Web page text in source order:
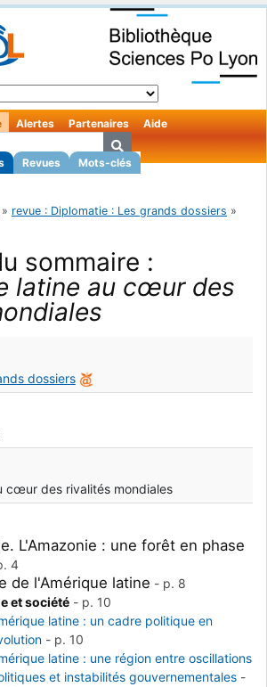
Revues Mots-clés
Alertes Partenaires Aide
» revue : Diplomatie : Les grands dossiers »
sommaire :
latine au cœur des
dossiers
cœur des rivalités mondiales
L'Amazonie : une forêt en phase
4
de l'Amérique latine - p. 8
et société - p. 10
latine : un cadre politique en
- p. 10
latine : une région entre oscillations
et instabilités gouvernementales -